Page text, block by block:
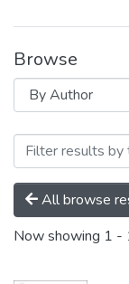
Browse
All browse
Now showing 1 -